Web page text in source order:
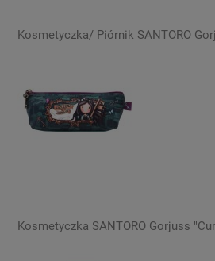
Kosmetyczka/ Piórnik SANTORO
Kosmetyczka SANTORO Gorjuss